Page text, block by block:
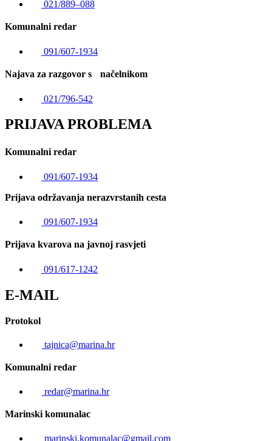
021/889–088
Komunalni redar
091/607-1934
Najava za razgovor s načelnikom
021/796-542
PRIJAVA PROBLEMA
Komunalni redar
091/607-1934
Prijava održavanja nerazvrstanih cesta
091/607-1934
Prijava kvarova na javnoj rasvjeti
091/617-1242
E-MAIL
Protokol
tajnica@marina.hr
Komunalni redar
redar@marina.hr
Marinski komunalac
marinski.komunalac@gmail.com